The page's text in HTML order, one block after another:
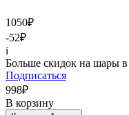
1050₽
-52₽
i
Больше скидок на шары
Подписаться
998₽
В корзину